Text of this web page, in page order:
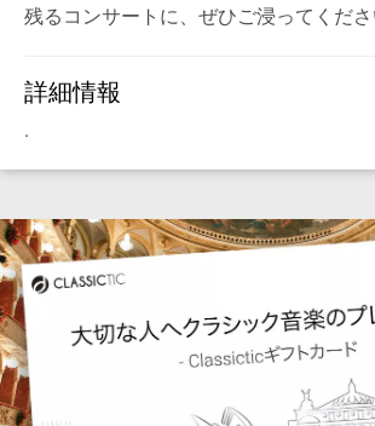
残るコンサートに、ぜひご浸ってくださ
詳細情報
.